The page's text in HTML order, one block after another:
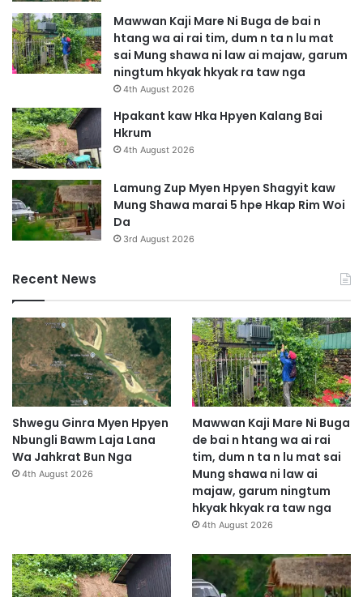
a
w
m
d
p
n
i
h
t
i
m
g
a
g
a
H
p
e
T
L
A
h
t
e
P
D
F
w
n
g
H
p
a
w
m
D
a
p
N
g
M
a
Mawwan Kaji Mare Ni Buga de bai n
htang wa ai rai tim, dum n ta n lu mat
sai Mung shawa ni law ai majaw, garum
ningtum hkyak hkyak ra taw nga
4th August 2026
Hpakant kaw Hka Hpyen Kalang Bai
Hkrum
4th August 2026
Lamung Zup Myen Hpyen Shagyit kaw
Mung Shawa marai 5 hpe Hkap Rim Woi
Da
3rd August 2026
Recent News
Shwegu Ginra Myen Hpyen
Nbungli Bawm Laja Lana
Wa Jahkrat Bun Nga
4th August 2026
Mawwan Kaji Mare Ni Buga
de bai n htang wa ai rai
tim, dum n ta n lu mat sai
Mung shawa ni law ai
majaw, garum ningtum
hkyak hkyak ra taw nga
4th August 2026